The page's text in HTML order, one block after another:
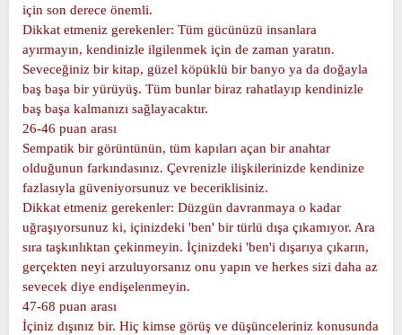
için son derece önemli.
Dikkat etmeniz gerekenler: Tüm gücünüzü insanlara
ayırmayın, kendinizle ilgilenmek için de zaman yaratın.
Seveceğiniz bir kitap, güzel köpüklü bir banyo ya da doğayla
baş başa bir yürüyüş. Tüm bunlar biraz rahatlayıp kendinizle
baş başa kalmanızı sağlayacaktır.
26-46 puan arası
Sempatik bir görüntünün, tüm kapıları açan bir anahtar
olduğunun farkındasınız. Çevrenizle ilişkilerinizde kendinize
fazlasıyla güveniyorsunuz ve beceriklisiniz.
Dikkat etmeniz gerekenler: Düzgün davranmaya o kadar
uğraşıyorsunuz ki, içinizdeki 'ben' bir türlü dışa çıkamıyor. Ara
sıra taşkınlıktan çekinmeyin. İçinizdeki 'ben'i dışarıya çıkarın,
gerçekten neyi arzuluyorsanız onu yapın ve herkes sizi daha az
sevecek diye endişelenmeyin.
47-68 puan arası
İçiniz dışınız bir. Hiç kimse görüş ve düşünceleriniz konusunda